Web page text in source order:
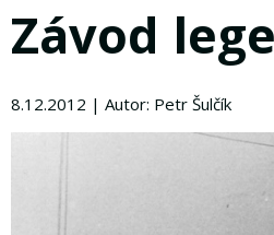
Závod
8.12.2012 | Autor: Petr Šulčík